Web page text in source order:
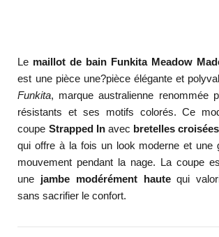
Le maillot de bain Funkita Meadow
est une pièce une?pièce élégante et
Funkita, marque australienne renommée
résistants et ses motifs colorés. Ce
coupe Strapped Inavec bretelles
qui offre à la fois un look moderne et une
mouvement pendant la nage. La coupe
une jambe modérément hautequi
sans sacrifier le confort.